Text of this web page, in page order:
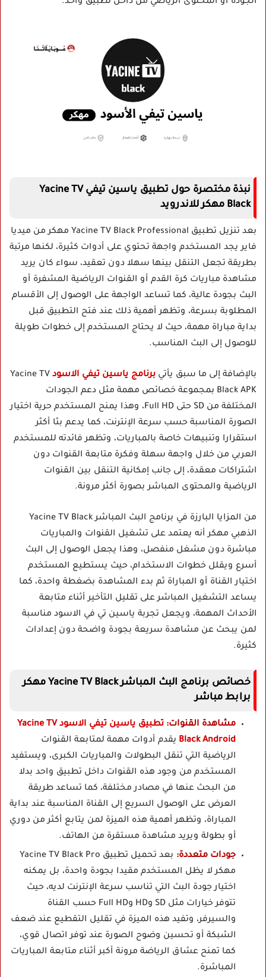
الجودة أو المحتوى الرياضي من داخل تطبيق واحد.
نبذة مختصرة حول تطبيق ياسين تيفي Yacine TV
Black مهكر للاندرويد
بعد تنزيل تطبيق Yacine TV Black Professional مهكر من ميديا
فاير يجد المستخدم واجهة تحتوي على أدوات كثيرة، لكنها مرتبة
بطريقة تجعل التنقل بينها سهلا دون تعقيد، سواء كان يريد
مشاهدة مباريات كرة القدم أو القنوات الرياضية المشفرة أو
البث بجودة عالية، كما تساعد الواجهة على الوصول إلى الأقسام
المطلوبة بسرعة، وتظهر أهمية ذلك عند فتح التطبيق قبل
بداية مباراة مهمة، حيث لا يحتاج المستخدم إلى خطوات طويلة
للوصول إلى البث المناسب.
بالإضافة إلى ما سبق يأتي برنامج ياسين تيفي الاسود Yacine TV
Black APK بمجموعة خصائص مهمة مثل دعم الجودات
المختلفة من SD حتى Full HD، وهذا يمنح المستخدم حرية اختيار
الصورة المناسبة حسب سرعة الإنترنت، كما يدعم بثا أكثر
استقرارا وتنبيهات خاصة بالمباريات، وتظهر فائدته للمستخدم
العربي من خلال واجهة سهلة وفكرة متابعة القنوات دون
اشتراكات معقدة، إلى جانب إمكانية التنقل بين القنوات
الرياضية والمحتوى المباشر بصورة أكثر مرونة.
من المزايا البارزة في برنامج البث المباشر Yacine TV Black
الذهبي مهكر أنه يعتمد على تشغيل القنوات والمباريات
مباشرة دون مشغل منفصل، وهذا يجعل الوصول إلى البث
أسرع ويقلل خطوات الاستخدام، حيث يستطيع المستخدم
اختيار القناة أو المباراة ثم بدء المشاهدة بضغطة واحدة، كما
يساعد التشغيل المباشر على تقليل التأخير أثناء متابعة
الأحداث المهمة، ويجعل تجربة ياسين تي في الاسود مناسبة
لمن يبحث عن مشاهدة سريعة بجودة واضحة دون إعدادات
كثيرة.
خصائص برنامج البث المباشر Yacine TV Black مهكر
برابط مباشر
مشاهدة القنوات:
تطبيق ياسين تيفي الاسود Yacine TV
Black Android يقدم أدوات مهمة لمتابعة القنوات
الرياضية التي تنقل البطولات والمباريات الكبرى، ويستفيد
المستخدم من وجود هذه القنوات داخل تطبيق واحد بدلا
من البحث عنها في مصادر مختلفة، كما تساعد طريقة
العرض على الوصول السريع إلى القناة المناسبة عند بداية
المباراة، وتظهر أهمية هذه الميزة لمن يتابع أكثر من دوري
أو بطولة ويريد مشاهدة مستقرة من الهاتف.
جودات متعددة:
بعد تحميل تطبيق Yacine TV Black Pro
مهكر لا يظل المستخدم مقيدا بجودة واحدة، بل يمكنه
اختيار جودة البث التي تناسب سرعة الإنترنت لديه، حيث
تتوفر خيارات مثل SD وHD وFull HD حسب القناة
والسيرفر، وتفيد هذه الميزة في تقليل التقطيع عند ضعف
الشبكة أو تحسين وضوح الصورة عند توفر اتصال قوي،
كما تمنح عشاق الرياضة مرونة أكبر أثناء متابعة المباريات
المباشرة.